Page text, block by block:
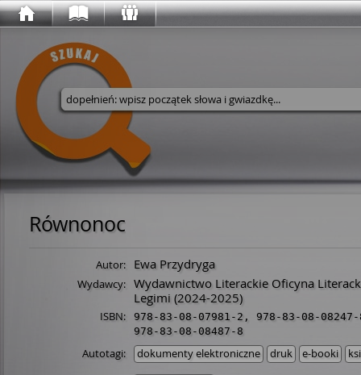
Wyszukaj w serwisie
Równonoc
Autor: Ewa Przydryga
Wydawcy: Wydawnictwo Literackie Oficyna
Legimi (2024-2025)
ISBN: 978-83-08-07981-2 , 978-83-08-08247-
978-83-08-08487-8
Autotagi: dokumenty elektroniczne druk e-booki